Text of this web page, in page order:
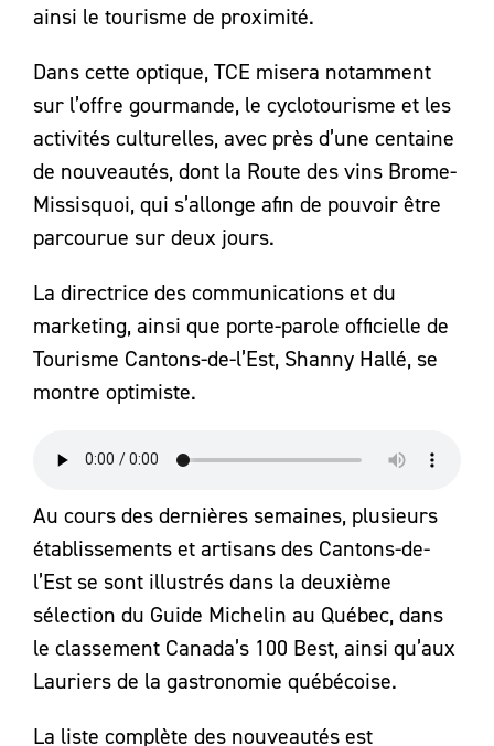
ainsi le tourisme de proximité.
Dans cette optique, TCE misera notamment
sur l’offre gourmande, le cyclotourisme et les
activités culturelles, avec près d’une centaine
de nouveautés, dont la Route des vins Brome-
Missisquoi, qui s’allonge afin de pouvoir être
parcourue sur deux jours.
La directrice des communications et du
marketing, ainsi que porte-parole officielle de
Tourisme Cantons-de-l’Est, Shanny Hallé, se
montre optimiste.
Au cours des dernières semaines, plusieurs
établissements et artisans des Cantons-de-
l’Est se sont illustrés dans la deuxième
sélection du Guide Michelin au Québec, dans
le classement Canada’s 100 Best, ainsi qu’aux
Lauriers de la gastronomie québécoise.
La liste complète des nouveautés est